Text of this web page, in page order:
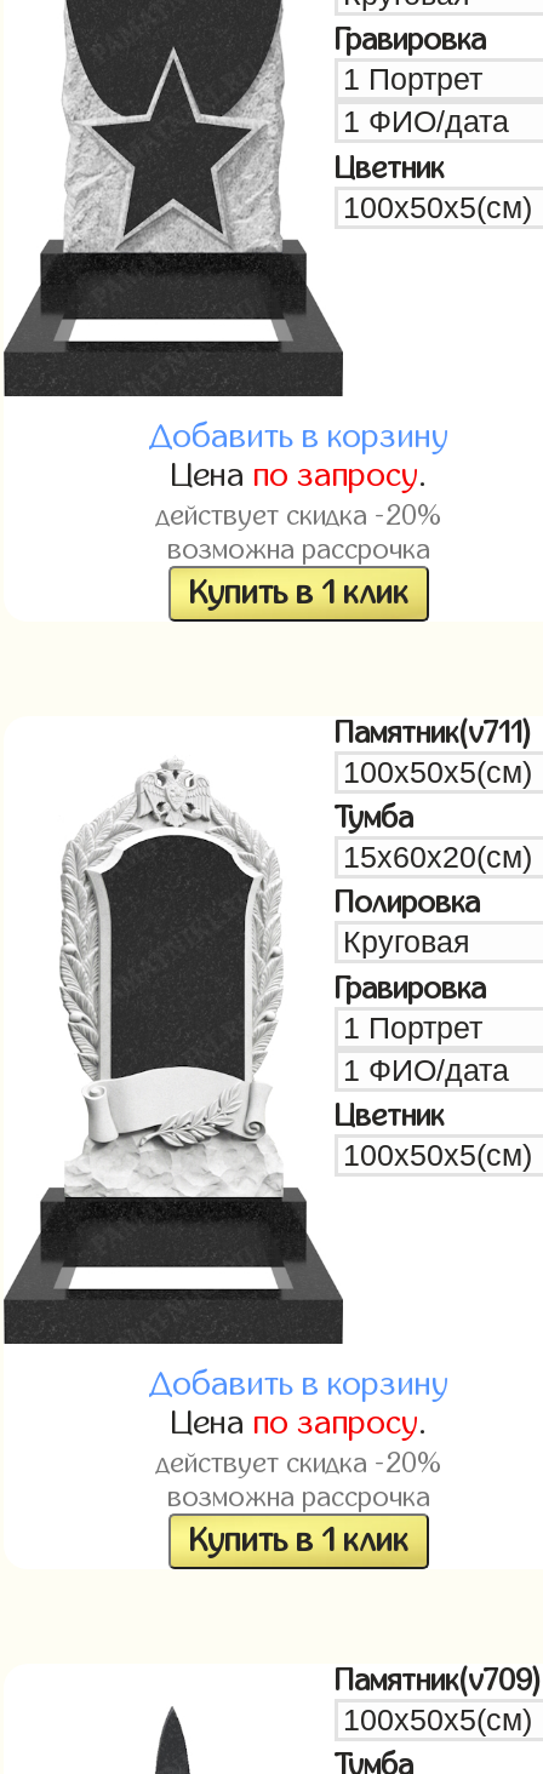
Гравировка
Цветник
Добавить в корзину
Цена по запросу.
действует скидка -20%
возможна рассрочка
Купить в 1 клик
Памятник(v711)
Тумба
Полировка
Гравировка
Цветник
Добавить в корзину
Цена по запросу.
действует скидка -20%
возможна рассрочка
Купить в 1 клик
Памятник(v709)
Тумба